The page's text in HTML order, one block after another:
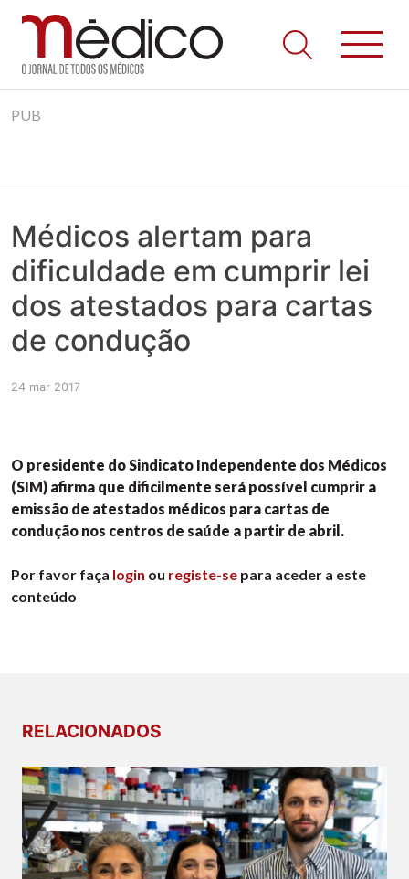
to
Jornal Médico
Médico – O Jornal de Todos os Médicos. Onde as notícias
realmente contam! Tudo o que se passa na Saúde!
PUB
Médicos alertam para
dificuldade em cumprir lei
dos atestados para cartas
de condução
24 mar 2017
O presidente do Sindicato Independente dos Médicos
(SIM) afirma que dificilmente será possível cumprir a
emissão de atestados médicos para cartas de
condução nos centros de saúde a partir de abril.
Por favor faça login ou registe-se para aceder a este
conteúdo
RELACIONADOS